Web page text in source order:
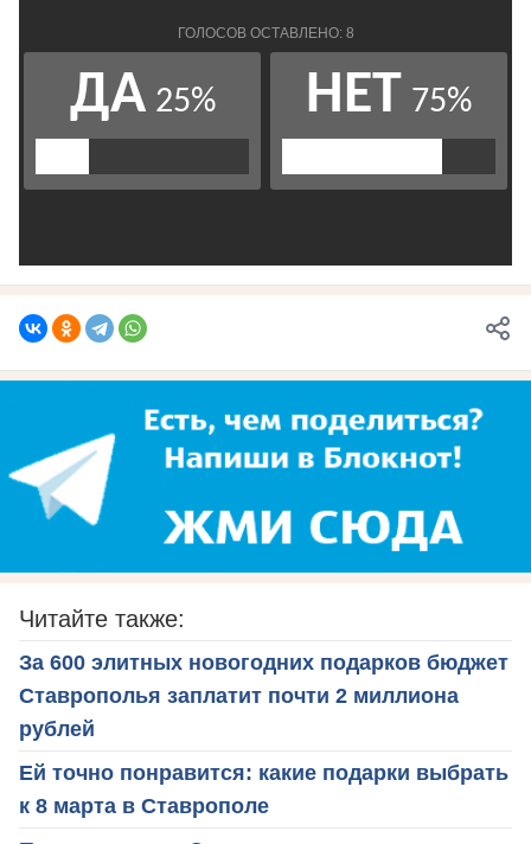
Читайте также:
За 600 элитных новогодних подарков бюджет
Ставрополья заплатит почти 2 миллиона
рублей
Ей точно понравится: какие подарки выбрать
к 8 марта в Ставрополе